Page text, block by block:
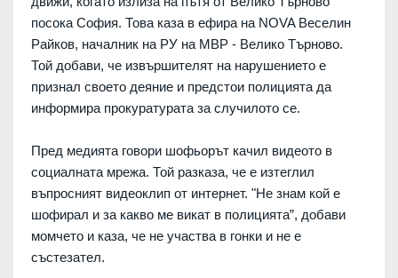
посока София. Това каза в ефира на NOVA Веселин
Райков, началник на РУ на МВР - Велико Търново.
Той добави, че извършителят на нарушението е
признал своето деяние и предстои полицията да
информира прокуратурата за случилото се.
Пред медията говори шофьорът качил видеото в
социалната мрежа. Той разказа, че е изтеглил
въпросният видеоклип от интернет. "Не знам кой е
шофирал и за какво ме викат в полицията”, добави
момчето и каза, че не участва в гонки и не е
състезател.